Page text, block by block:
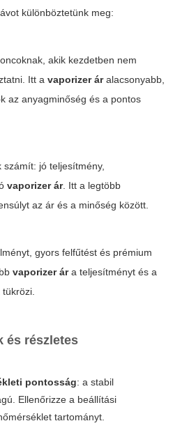
különböztetünk meg:
akik kezdetben nem
Itt a vaporizer áralacsonyabb,
az anyagminőség és a pontos
számít: jó teljesítmény,
vaporizer ár. Itt a legtöbb
az ár és a minőség között.
gyors felfűtést és prémium
vaporizer ára teljesítményt és a
és részletes
pontosság: a stabil
Ellenőrizze a beállítási
tartományt.